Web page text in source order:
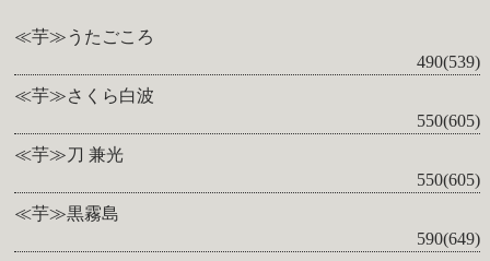
≪芋≫うたごころ
490(539)
≪芋≫さくら白波
550(605)
≪芋≫刀 兼光
550(605)
≪芋≫黒霧島
590(649)